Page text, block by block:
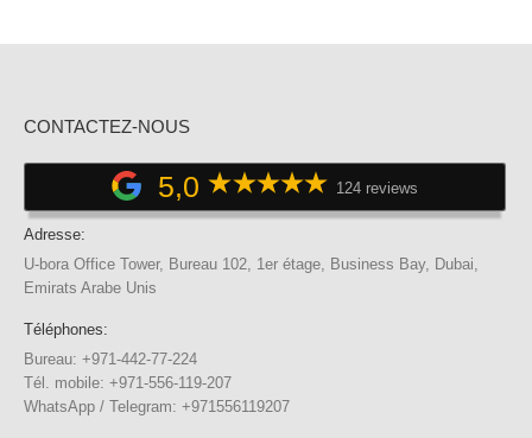
CONTACTEZ-NOUS
5,0 124 reviews
Adresse:
U-bora Office Tower, Bureau 102, 1er étage, Business Bay, Dubai,
Emirats Arabe Unis
Téléphones:
Bureau: +971-442-77-224
Tél. mobile: +971-556-119-207
WhatsApp / Telegram: +971556119207